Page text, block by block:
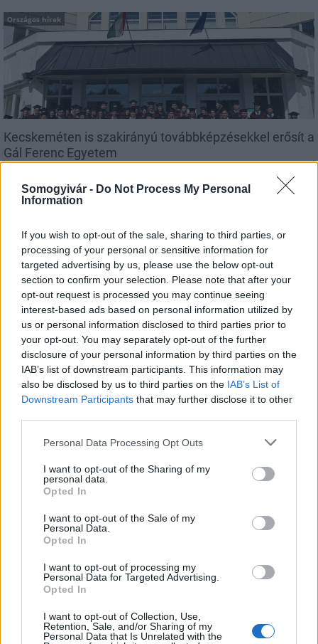
Somogyivár - Do Not Process My Personal
Information
If you wish to opt-out of the sale, sharing to third parties, or
processing of your personal or sensitive information for
targeted advertising by us, please use the below opt-out
section to confirm your selection. Please note that after your
opt-out request is processed you may continue seeing
interest-based ads based on personal information utilized by
us or personal information disclosed to third parties prior to
your opt-out. You may separately opt-out of the further
disclosure of your personal information by third parties on the
IAB’s list of downstream participants. This information may
also be disclosed by us to third parties on the IAB’s List of
Downstream Participants that may further disclose it to other
Please note that this website/app uses one or more Google
not limited to your visit or usage behaviour. You may click to
grant or deny consent to Google and its third-party tags to
use your data for below specified purposes in below Google
consent section.
Personal Data Processing Opt Outs
I want to opt-out of the Sharing of my
personal data.
Opted In
I want to opt-out of the Sale of my
Personal Data.
Opted In
I want to opt-out of processing my
Personal Data for Targeted Advertising.
Opted In
I want to opt-out of Collection, Use,
Retention, Sale, and/or Sharing of my
Personal Data that Is Unrelated with the
Országos hírek
Kecskeméten is szakirányú továbbképzésekkel erősít a
Gál Ferenc Egyetem
MAGYAR ÉPÍTŐK
Mi épül?
Hódmezővásárhely
Másfélszeresére bővítik Hódmezővásárhely jó hírű
református iskoláját
A Szőnyi Benjámin Általános Iskola fejlesztését a FERROÉP
kivitelezheti; a munkák csaknem egy évig tartanak majd.
Flórián téri felüljárón